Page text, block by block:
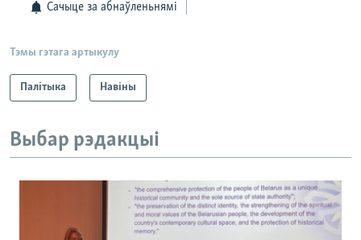
Сачыце за абнаўленьнямі
Тэмы гэтага артыкулу
Палітыка Навіны
Выбар рэдакцыі